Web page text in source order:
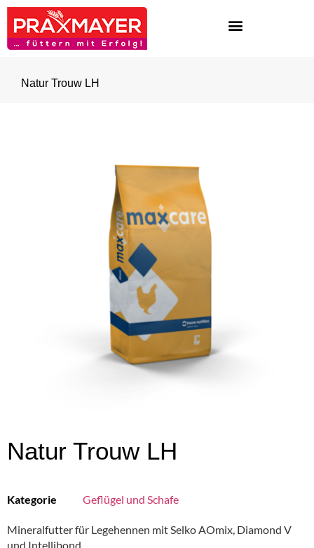
Natur Trouw LH
Natur Trouw LH
Kategorie Geflügel und Schafe
Mineralfutter für Legehennen mit Selko AOmix, Diamond V
und Intellibond.